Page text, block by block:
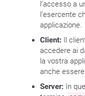
l’accesso a
l’esercente
applicazione.
Client: Il
accedere ai
la vostra
anche
Server: In